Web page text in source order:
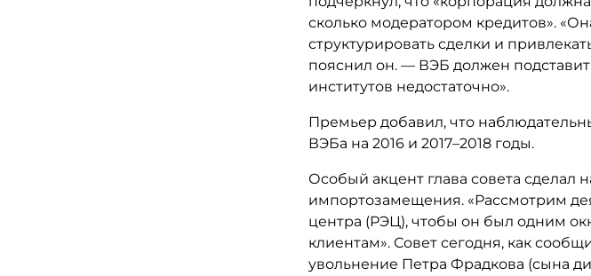
сколько модератором кредитов».
структурировать сделки и
пояснил он. — ВЭБ должен
институтов недостаточно».
Премьер добавил, что
ВЭБа на 2016 и 2017–2018 годы.
Особый акцент глава совета сделал
импортозамещения. «Рассмотрим
центра (РЭЦ), чтобы он был одним
клиентам». Совет сегодня, как
увольнение Петра Фрадкова (сына